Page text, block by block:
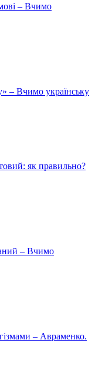
– Вчимо
– Вчимо українську
як правильно?
– Вчимо
– Авраменко.